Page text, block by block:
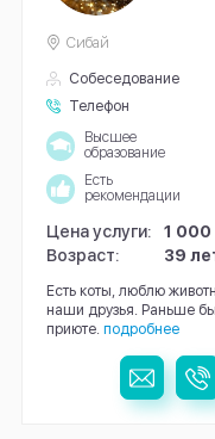
Собеседование
Телефон
Сибай
Высшее
образование
Есть
рекомендации
Цена услуги:
1
Возраст:
39
Есть коты, люблю
наши друзья. Раньше
приюте. подробнее